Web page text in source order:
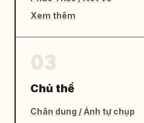
Xem thêm
Chủ thể
Chân dung / Ảnh tự chụp